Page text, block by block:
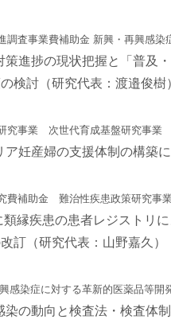
調査事業費補助金 新興・再興感染
策進捗の現状把握と「普及
検討（研究代表：渡邉俊樹
究事業 次世代育成基盤研究事業
ア妊産婦の支援体制の構築
費補助金 難治性疾患政策研究事業
類縁疾患の患者レジストリ
訂（研究代表：山野嘉久）
感染症に対する革新的医薬品等開
染の動向と検査法・検査体